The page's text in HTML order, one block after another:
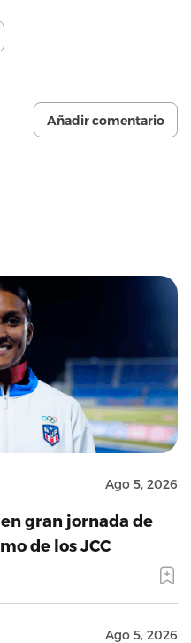
Añadir comentario
Ago 5, 2026
gran jornada de
de los JCC
Ago 5, 2026